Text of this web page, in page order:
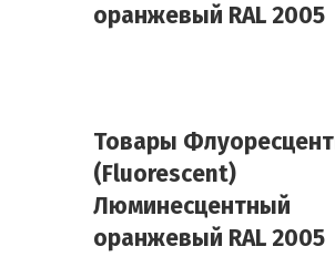
оранжевый RAL 2005
Товары
(Fluorescent)
Люминесцентный
оранжевый RAL 2005